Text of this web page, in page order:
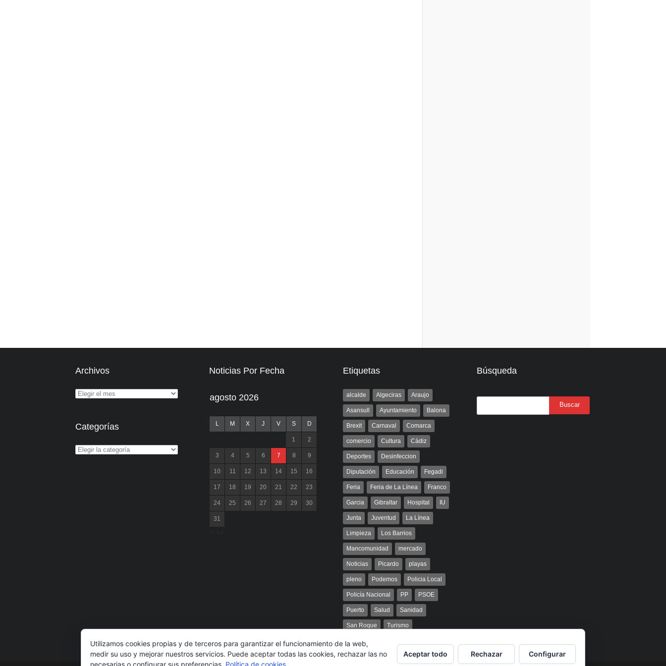
Archivos
Categorías
Noticias Por Fecha
agosto 2026
L M X J V S D
1 2
3 4 5 6 7 8 9
10 11 12 13 14 15 16
17 18 19 20 21 22 23
24 25 26 27 28 29 30
31
Etiquetas
alcalde Algeciras Araujo
Asansull Ayuntamiento Balona
Brexit Carnaval Comarca
comercio Cultura Cádiz
Deportes Desinfeccion
Diputación Educación Fegadi
Feria Feria de La Línea Franco
Garcia Gibraltar Hospital IU
Junta Juventud La Línea
Limpieza Los Barrios
Mancomunidad mercado
Noticias Picardo playas
pleno Podemos Policia Local
Policía Nacional PP PSOE
Puerto Salud Sanidad
San Roque Turismo
Búsqueda
Utilizamos cookies propias y de terceros para garantizar el funcionamiento de la web,
medir su uso y mejorar nuestros servicios. Puede aceptar todas las cookies, rechazar las no
necesarias o configurar sus preferencias. Política de cookies
Aceptar todo Rechazar Configurar